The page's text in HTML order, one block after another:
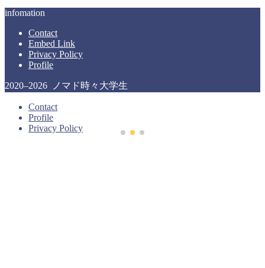
infomation
Contact
Embed Link
Privacy Policy
Profile
2020–2026 ノマド時々大学生
Contact
Profile
Privacy Policy